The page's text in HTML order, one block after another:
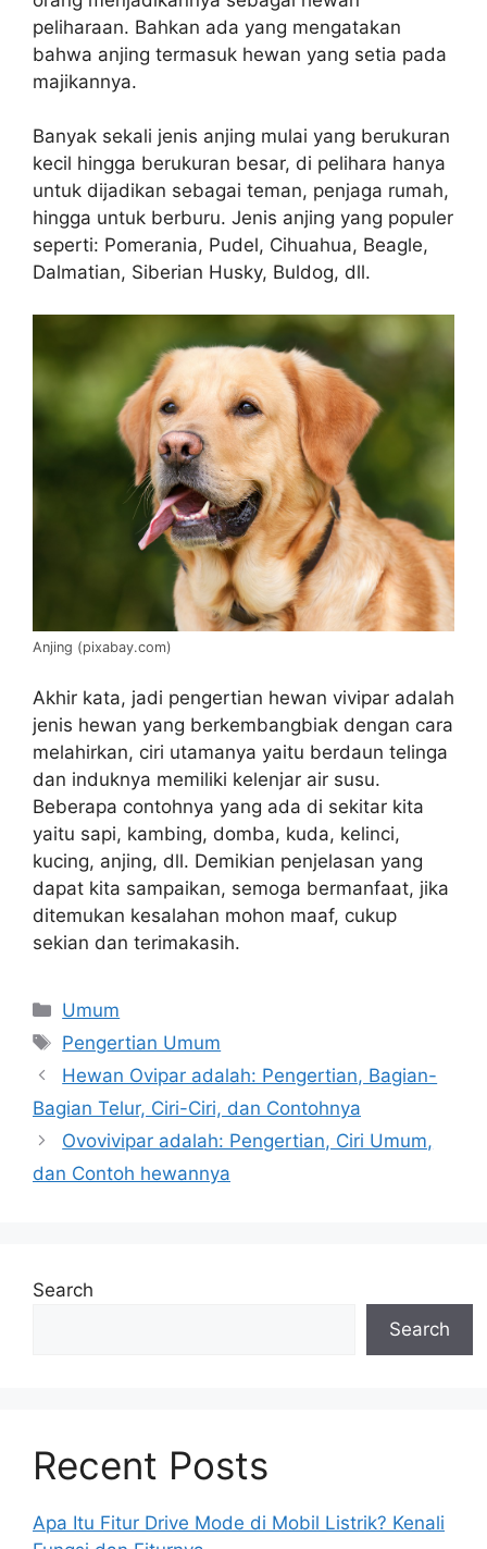
peliharaan. Bahkan ada yang mengatakan
bahwa anjing termasuk hewan yang setia pada
majikannya.
Banyak sekali jenis anjing mulai yang berukuran
kecil hingga berukuran besar, di pelihara hanya
untuk dijadikan sebagai teman, penjaga rumah,
hingga untuk berburu. Jenis anjing yang populer
seperti: Pomerania, Pudel, Cihuahua, Beagle,
Dalmatian, Siberian Husky, Buldog, dll.
Anjing (pixabay.com)
Akhir kata, jadi pengertian hewan vivipar adalah
jenis hewan yang berkembangbiak dengan cara
melahirkan, ciri utamanya yaitu berdaun telinga
dan induknya memiliki kelenjar air susu.
Beberapa contohnya yang ada di sekitar kita
yaitu sapi, kambing, domba, kuda, kelinci,
kucing, anjing, dll. Demikian penjelasan yang
dapat kita sampaikan, semoga bermanfaat, jika
ditemukan kesalahan mohon maaf, cukup
sekian dan terimakasih.
Categories
Umum
Tags
Pengertian Umum
Hewan Ovipar adalah: Pengertian, Bagian-
Bagian Telur, Ciri-Ciri, dan Contohnya
Ovovivipar adalah: Pengertian, Ciri Umum,
dan Contoh hewannya
Search
Search
Recent Posts
Apa Itu Fitur Drive Mode di Mobil Listrik? Kenali